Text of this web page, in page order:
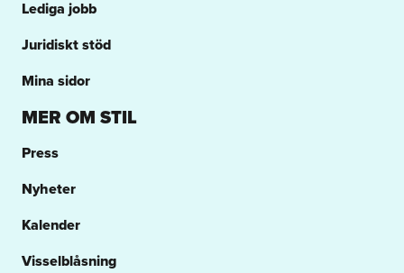
Lediga jobb
Juridiskt stöd
Mina sidor
MER OM STIL
Press
Nyheter
Kalender
Visselblåsning